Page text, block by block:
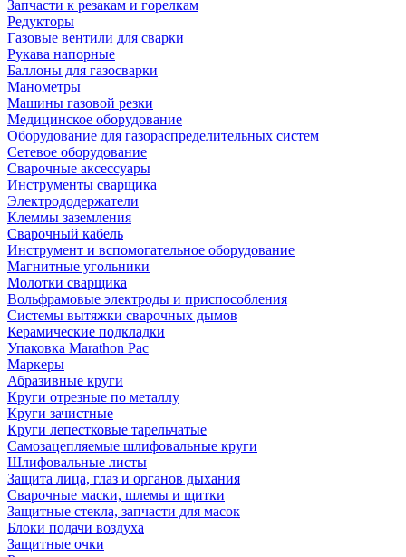
Запчасти к резакам и горелкам
Редукторы
Газовые вентили для сварки
Рукава напорные
Баллоны для газосварки
Манометры
Машины газовой резки
Медицинское оборудование
Оборудование для газораспределительных систем
Сетевое оборудование
Сварочные аксессуары
Инструменты сварщика
Электрододержатели
Клеммы заземления
Сварочный кабель
Инструмент и вспомогательное оборудование
Магнитные угольники
Молотки сварщика
Вольфрамовые электроды и приспособления
Системы вытяжки сварочных дымов
Керамические подкладки
Упаковка Marathon Pac
Маркеры
Абразивные круги
Круги отрезные по металлу
Круги зачистные
Круги лепестковые тарельчатые
Самозацепляемые шлифовальные круги
Шлифовальные листы
Защита лица, глаз и органов дыхания
Сварочные маски, шлемы и щитки
Защитные стекла, запчасти для масок
Блоки подачи воздуха
Защитные очки